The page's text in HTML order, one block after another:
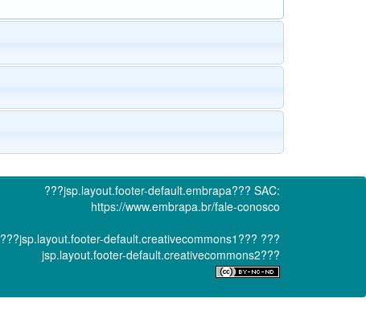
???jsp.layout.footer-default.embrapa??? SAC:
https://www.embrapa.br/fale-conosco
???jsp.layout.footer-default.creativecommons1??? ???
jsp.layout.footer-default.creativecommons2???